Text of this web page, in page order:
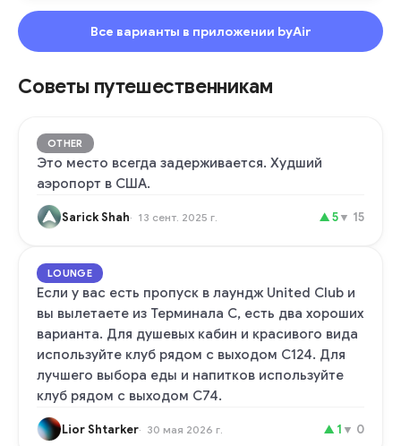
Все варианты в приложении byAir
Советы путешественникам
OTHER
Это место всегда задерживается. Худший
аэропорт в США.
Sarick Shah 13 сент. 2025 г. ▲5▼ 15
LOUNGE
Если у вас есть пропуск в лаундж United Club и
вы вылетаете из Терминала C, есть два хороших
варианта. Для душевых кабин и красивого вида
используйте клуб рядом с выходом C124. Для
лучшего выбора еды и напитков используйте
клуб рядом с выходом C74.
Lior Shtarker 30 мая 2026 г. ▲ 1 ▼ 0